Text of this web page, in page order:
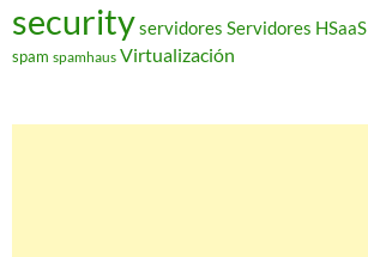
securityservidores Servidores HSaaS
spam spamhaus Virtualización